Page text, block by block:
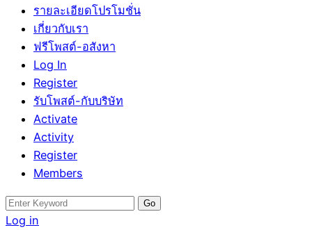
รายละเอียดโปรโมชั่น
เกี่ยวกับเรา
ฟรีโพสต์-อสังหา
Log In
Register
รับโพสต์-กับบริษัท
Activate
Activity
Register
Members
Search
for:
Log in